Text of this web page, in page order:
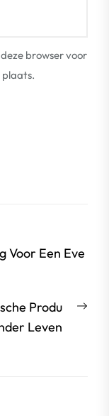
browser voor
plaats.
Voor Een Eve
Produ
Leven